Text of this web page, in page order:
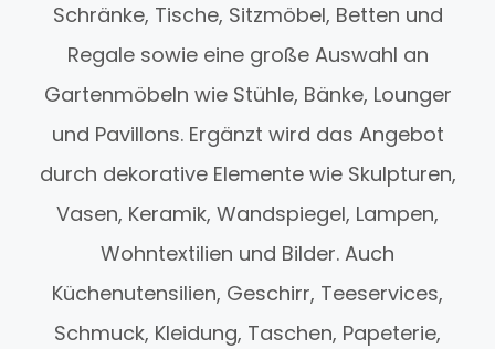
Schränke, Tische, Sitzmöbel, Betten und
Regale sowie eine große Auswahl an
Gartenmöbeln wie Stühle, Bänke, Lounger
und Pavillons. Ergänzt wird das Angebot
durch dekorative Elemente wie Skulpturen,
Vasen, Keramik, Wandspiegel, Lampen,
Wohntextilien und Bilder. Auch
Küchenutensilien, Geschirr, Teeservices,
Schmuck, Kleidung, Taschen, Papeterie,